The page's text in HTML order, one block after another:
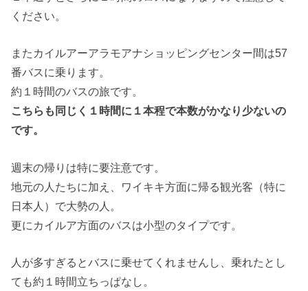
ください。
またカイルアーアラモアナショッピングセンター間は57
番バスに乗ります。
約１時間のバスの旅です。
こちらも同じく１時間に１本程で本数がかなり少ないの
です。
週末の帰りは特に要注意です。
地元の人たちに加え、ワイキキ方面に帰る観光客（特に
日本人）で大勢の人。
更にカイルア方面のバスは小型のタイプです。
人が多すぎるとバスに乗せてくれませんし、乗れたとし
ても約１時間立ちっぱなし。